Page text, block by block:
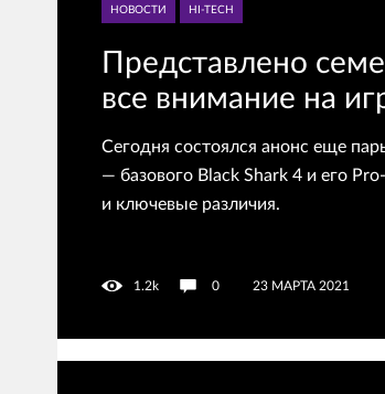
НОВОСТИ HI-TECH
Представлено
все внимание на
Сегодня состоялся анонс еще
— базового Black Shark 4 и его
и ключевые различия.
1.2k 0 23 МАРТА 2021